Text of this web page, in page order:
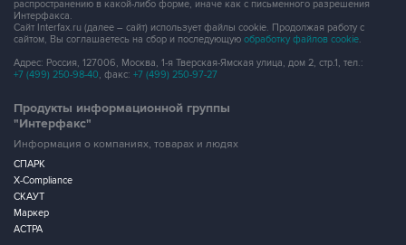
распространению в какой-либо форме, иначе как с письменного разрешения
Интерфакса.
Сайт Interfax.ru (далее – сайт) использует файлы cookie. Продолжая работу с
сайтом, Вы соглашаетесь на сбор и последующую обработку файлов cookie.
Адрес: Россия, 127006, Москва, 1-я Тверская-Ямская улица, дом 2, стр.1, тел.:
+7 (499) 250-98-40, факс: +7 (499) 250-97-27
Продукты информационной группы
"Интерфакс"
Информация о компаниях, товарах и людях
СПАРК
X-Compliance
СКАУТ
Маркер
АСТРА